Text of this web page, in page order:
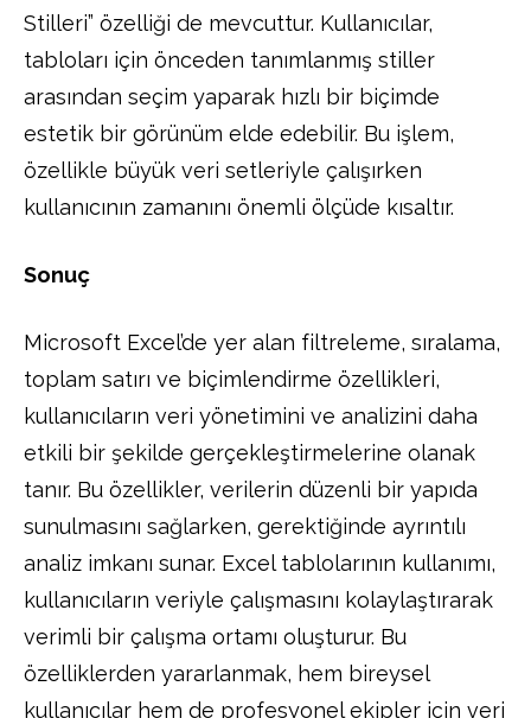
Stilleri” özelliği de mevcuttur. Kullanıcılar,
tabloları için önceden tanımlanmış stiller
arasından seçim yaparak hızlı bir biçimde
estetik bir görünüm elde edebilir. Bu işlem,
özellikle büyük veri setleriyle çalışırken
kullanıcının zamanını önemli ölçüde kısaltır.
Sonuç
Microsoft Excel’de yer alan filtreleme, sıralama,
toplam satırı ve biçimlendirme özellikleri,
kullanıcıların veri yönetimini ve analizini daha
etkili bir şekilde gerçekleştirmelerine olanak
tanır. Bu özellikler, verilerin düzenli bir yapıda
sunulmasını sağlarken, gerektiğinde ayrıntılı
analiz imkanı sunar. Excel tablolarının kullanımı,
kullanıcıların veriyle çalışmasını kolaylaştırarak
verimli bir çalışma ortamı oluşturur. Bu
özelliklerden yararlanmak, hem bireysel
kullanıcılar hem de profesyonel ekipler için veri